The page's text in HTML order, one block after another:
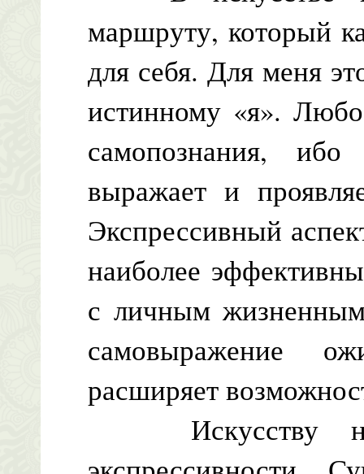
маршруту, который
для себя. Для меня
истинному «я».
самопознания,
выражает и
Экспрессивный
наиболее
с личным
самовыражение
расширяет
Искусству